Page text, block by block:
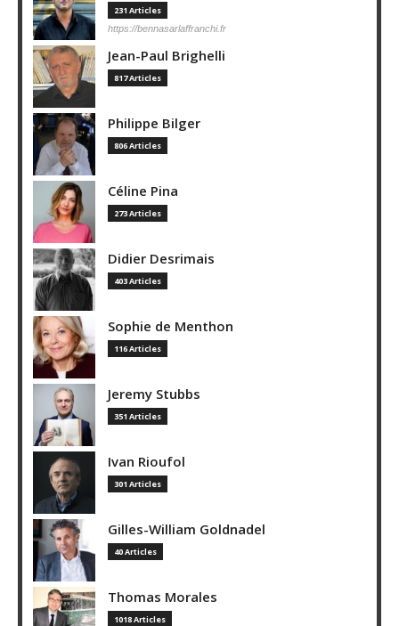
231 Articles
https://bennasarlaffranchi.fr
Jean-Paul Brighelli
817 Articles
Philippe Bilger
806 Articles
Céline Pina
273 Articles
Didier Desrimais
403 Articles
Sophie de Menthon
116 Articles
Jeremy Stubbs
351 Articles
Ivan Rioufol
301 Articles
Gilles-William Goldnadel
40 Articles
Thomas Morales
1018 Articles